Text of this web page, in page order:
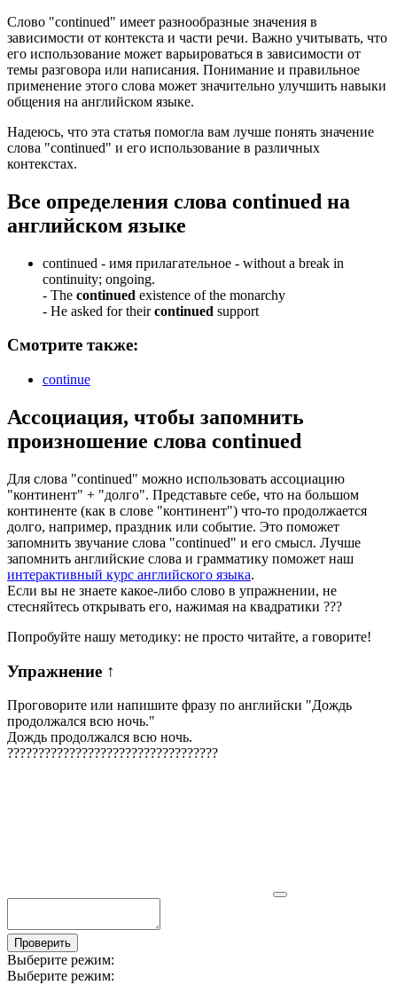
Слово "continued" имеет разнообразные значения в
зависимости от контекста и части речи. Важно учитывать, что
его использование может варьироваться в зависимости от
темы разговора или написания. Понимание и правильное
применение этого слова может значительно улучшить навыки
общения на английском языке.
Надеюсь, что эта статья помогла вам лучше понять значение
слова "continued" и его использование в различных
контекстах.
Все определения слова continued на
английском языке
continued - имя прилагательное - without a break in
continuity; ongoing.
- The continued existence of the monarchy
- He asked for theircontinued support
Смотрите также:
continue
Ассоциация, чтобы запомнить
произношение слова continued
Для слова "continued" можно использовать ассоциацию
"континент" + "долго". Представьте себе, что на большом
континенте (как в слове "континент") что-то продолжается
долго, например, праздник или событие. Это поможет
запомнить звучание слова "continued" и его смысл. Лучше
запомнить английские слова и грамматику поможет наш
интерактивный курс английского языка.
Если вы не знаете какое-либо слово в упражнении, не
стесняйтесь открывать его, нажимая на квадратики ???
Попробуйте нашу методику: не просто читайте, а говорите!
Упражнение ↑
Проговорите или напишите фразу по английски "Дождь
продолжался всю ночь."
Дождь продолжался всю ночь.
??????????????????????????????????
Проверить
Выберите режим:
Выберите режим: